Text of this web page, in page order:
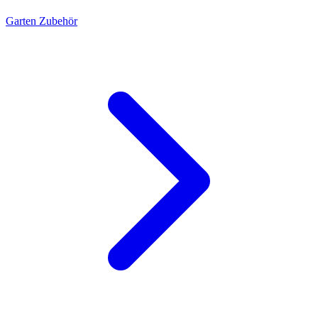
Garten Zubehör